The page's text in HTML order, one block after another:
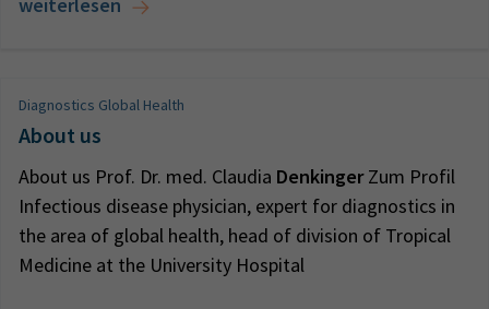
Diagnostics Global Health
About us
About us Prof. Dr. med. Claudia DenkingerZum Profil
Infectious disease physician, expert for diagnostics in
the area of global health, head of division of Tropical
Medicine at the University Hospital